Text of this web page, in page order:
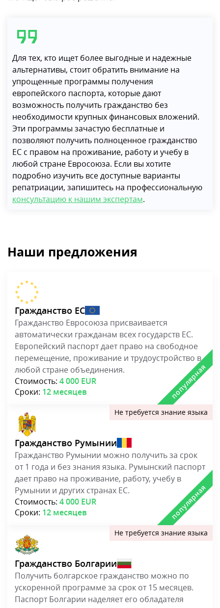
Наши предложения
Гражданство ЕС
Гражданство Евросоюза присваивается
автоматически гражданам всех государств ЕС.
Европейский паспорт дает право на свободное
перемещение, проживание и трудоустройство в
любой стране объединения.
Стоимость:4 000 EUR
Сроки:12 месяцев
Гражданство Румынии можно получить за срок
от 1 года и без знания языка. Румынский паспорт
Румынии и других странах ЕС.
Стоимость:
Сроки:12 месяцев
Гражданство Болгарии
Получить болгарское гражданство можно по
ускоренной программе за срок от 15 месяцев.
Паспорт Болгарии наделяет его обладателя
Стоимость:
Сроки:
Рецензент
Лиана Игнатова
Руководитель отдела по работе с клиентами в
компании «Мигранту Мир», стаж 15 лет
Запись на бесплатную консультацию
Свяжитесь с нами для консультации у
миграционного юриста
ЗАПИСАТЬСЯ В ОФИС